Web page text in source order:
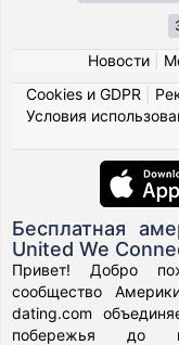
Новости|
Cookies и GDPR
Условия
Бесплатная
United We
Привет! Добро
сообщество
dating.com
побережья до